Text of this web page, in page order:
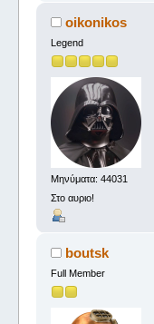
oikonikos
Legend
Μηνύματα: 44031
Στο αυριο!
boutsk
Full Member